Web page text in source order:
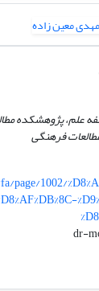
علم، پژوهشکده
فرهنگی
1002/